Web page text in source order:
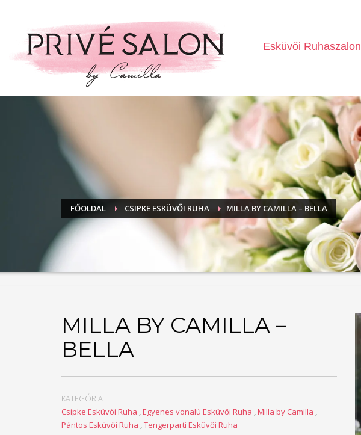
Esküvői Ruhaszalon
FŐOLDAL CSIPKE ESKÜVŐI RUHA MILLA BY CAMILLA – BELLA
MILLA BY CAMILLA –
BELLA
KATEGÓRIA
Csipke Esküvői Ruha ,Egyenes vonalú Esküvői Ruha ,Milla by Camilla ,
Pántos Esküvői Ruha ,Tengerparti Esküvői Ruha